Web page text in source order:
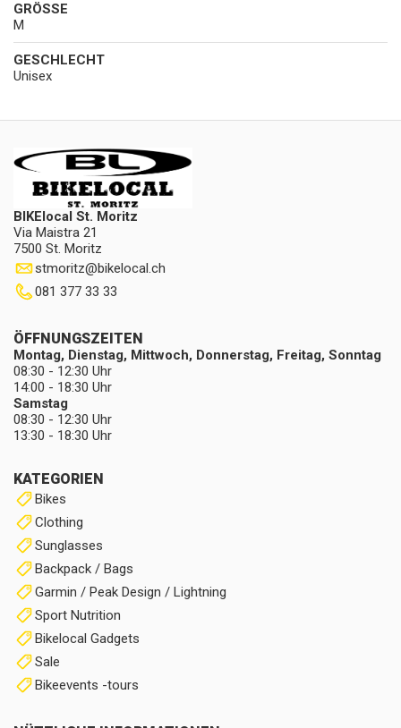
GRÖSSE
M
GESCHLECHT
Unisex
BIKElocal St. Moritz
Via Maistra 21
7500 St. Moritz
stmoritz@bikelocal.ch
081 377 33 33
KATEGORIEN
Bikes
Clothing
Sunglasses
Backpack / Bags
Garmin / Peak Design / Lightning
Sport Nutrition
Bikelocal Gadgets
Sale
Bikeevents -tours
ÖFFNUNGSZEITEN
Montag, Dienstag, Mittwoch, Donnerstag, Freitag, Sonntag
08:30 - 12:30 Uhr
14:00 - 18:30 Uhr
Samstag
08:30 - 12:30 Uhr
13:30 - 18:30 Uhr